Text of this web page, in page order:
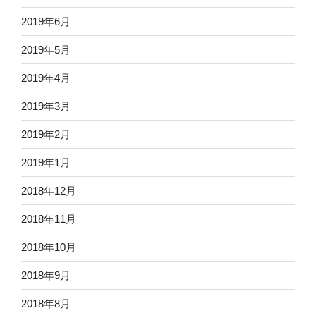
2019年6月
2019年5月
2019年4月
2019年3月
2019年2月
2019年1月
2018年12月
2018年11月
2018年10月
2018年9月
2018年8月